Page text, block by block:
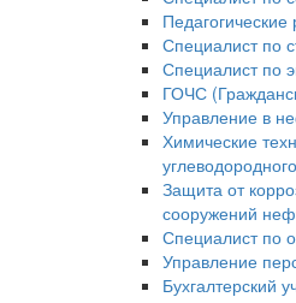
Педагогические
Специалист по
Специалист по
ГОЧС
Управление в
Химические
Защита от
сооружений
Специалист по
Управление
Бухгалтерский